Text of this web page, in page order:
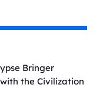
Bringer
the Civilization